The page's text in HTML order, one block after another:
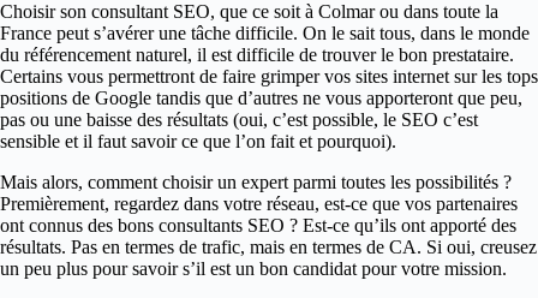
Choisir son consultant SEO, que ce soit à Colmar ou dans toute la
France peut s’avérer une tâche difficile. On le sait tous, dans le monde
du référencement naturel, il est difficile de trouver le bon prestataire.
Certains vous permettront de faire grimper vos sites internet sur les tops
positions de Google tandis que d’autres ne vous apporteront que peu,
pas ou une baisse des résultats (oui, c’est possible, le SEO c’est
sensible et il faut savoir ce que l’on fait et pourquoi).
Mais alors, comment choisir un expert parmi toutes les possibilités ?
Premièrement, regardez dans votre réseau, est-ce que vos partenaires
ont connus des bons consultants SEO ? Est-ce qu’ils ont apporté des
résultats. Pas en termes de trafic, mais en termes de CA. Si oui, creusez
un peu plus pour savoir s’il est un bon candidat pour votre mission.